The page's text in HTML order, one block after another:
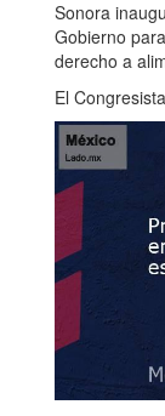
Sonora
Gobierno
derecho a
El Congresista